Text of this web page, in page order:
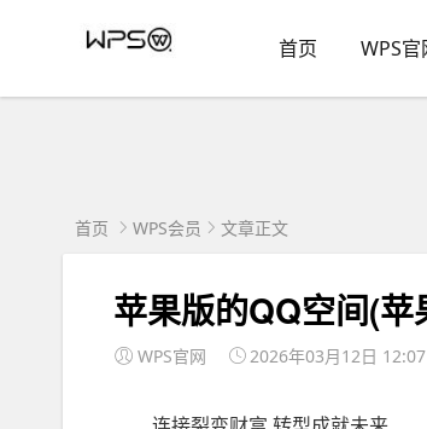
首页 WPS官
首页 WPS会员 文章正文
苹果版的QQ空间(
WPS官网 2026年03月12日 12:07